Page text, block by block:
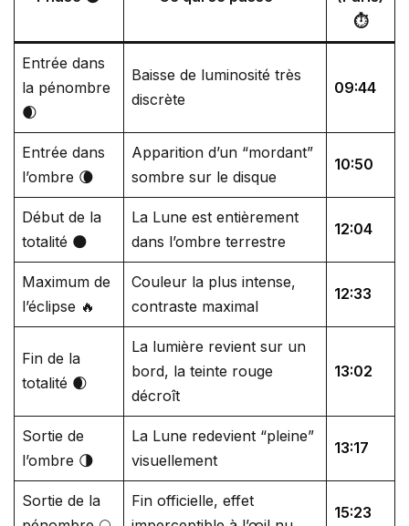
⏱️
Entrée dans
la pénombre
🌒
Baisse de luminosité très
discrète
09:44
Entrée dans
l’ombre 🌘
Apparition d’un “mordant”
sombre sur le disque
10:50
Début de la
totalité 🌑
La Lune est entièrement
dans l’ombre terrestre
12:04
Maximum de
l’éclipse 🔥
Couleur la plus intense,
contraste maximal
12:33
Fin de la
totalité 🌒
La lumière revient sur un
bord, la teinte rouge
décroît
13:02
Sortie de
l’ombre 🌗
La Lune redevient “pleine”
visuellement
13:17
Sortie de la
Fin officielle, effet
15:23